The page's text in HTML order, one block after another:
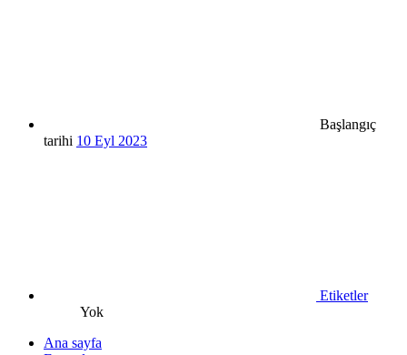
Başlangıç
tarihi 10 Eyl 2023
Etiketler
Yok
Ana sayfa